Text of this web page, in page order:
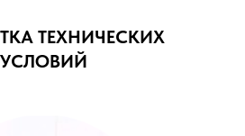
ТЕХНИЧЕСКИХ
УСЛОВИЙ